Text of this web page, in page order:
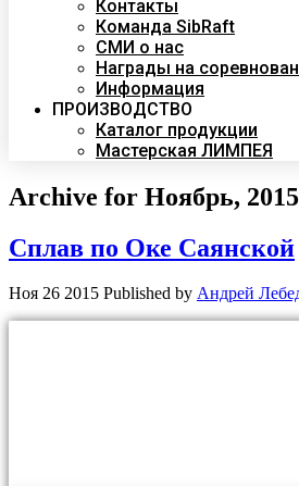
Контакты
Команда SibRaft
СМИ о нас
Награды на
Информация
ПРОИЗВОДСТВО
Каталог продукции
Мастерская ЛИМПЕЯ
Archive for Ноябрь, 2015
Сплав по Оке Саянской
Ноя 26 2015 Published by Андрей